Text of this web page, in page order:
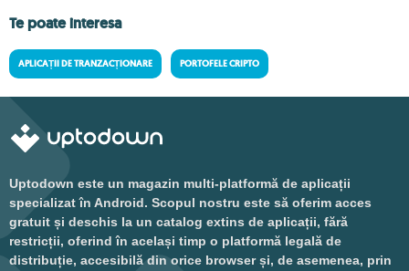
Te poate interesa
APLICAȚII DE TRANZACȚIONARE PORTOFELE CRIPTO
Uptodown este un magazin multi-platformă de aplicații
specializat în Android. Scopul nostru este să oferim acces
gratuit și deschis la un catalog extins de aplicații, fără
restricții, oferind în același timp o platformă legală de
distribuție, accesibilă din orice browser și, de asemenea, prin